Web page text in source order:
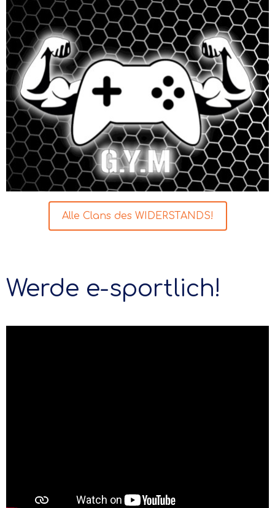
Alle Clans des WIDERSTANDS!
Werde e-sportlich!